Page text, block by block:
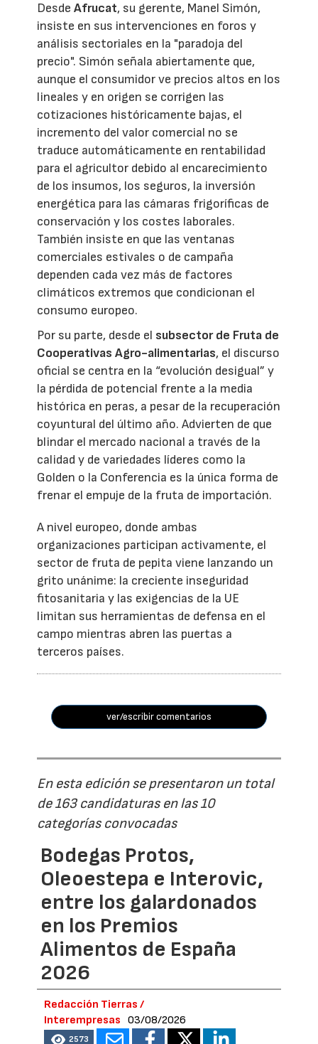
DesdeAfrucat, su gerente, Manel Simón,
insiste en sus intervenciones en foros y
análisis sectoriales en la "paradoja del
precio". Simón señala abiertamente que,
aunque el consumidor ve precios altos en los
lineales y en origen se corrigen las
cotizaciones históricamente bajas, el
incremento del valor comercial no se
traduce automáticamente en rentabilidad
para el agricultor debido al encarecimiento
de los insumos, los seguros, la inversión
energética para las cámaras frigoríficas de
conservación y los costes laborales.
También insiste en que las ventanas
comerciales estivales o de campaña
dependen cada vez más de factores
climáticos extremos que condicionan el
consumo europeo.
Por su parte, desde el subsector de Fruta de
Cooperativas Agro-alimentarias, el discurso
oficial se centra en la “evolución desigual” y
la pérdida de potencial frente a la media
histórica en peras, a pesar de la recuperación
coyuntural del último año. Advierten de que
blindar el mercado nacional a través de la
calidad y de variedades líderes como la
Golden o la Conferencia es la única forma de
frenar el empuje de la fruta de importación.
A nivel europeo, donde ambas
organizaciones participan activamente, el
sector de fruta de pepita viene lanzando un
grito unánime: la creciente inseguridad
fitosanitaria y las exigencias de la UE
limitan sus herramientas de defensa en el
campo mientras abren las puertas a
terceros países.
ver/escribir comentarios
En esta edición se presentaron un total
de 163 candidaturas en las 10
categorías convocadas
Bodegas Protos,
Oleoestepa e Interovic,
entre los galardonados
en los Premios
Alimentos de España
2026
Redacción Tierras /
Interempresas
03/08/2026
2573